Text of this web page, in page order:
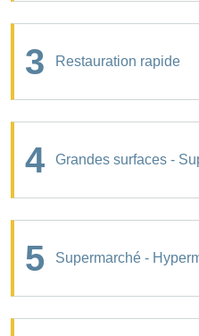
3 Restauration rapide
4 Grandes surfaces -
5 Supermarché -